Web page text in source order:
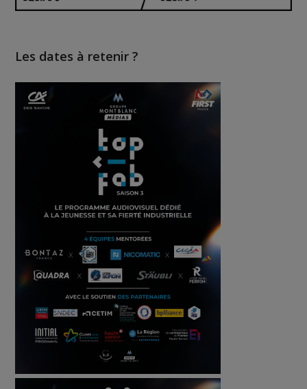
Les dates à retenir ?